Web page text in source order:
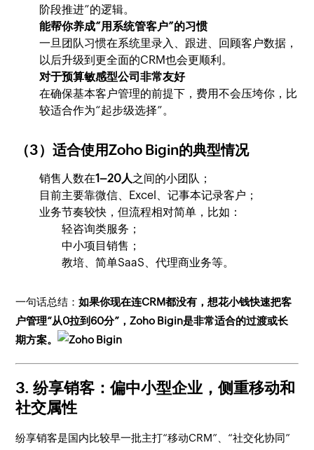
阶段推进”的逻辑。
能帮你养成“用系统管客户”的习惯
一旦团队习惯在系统里录入、跟进、回顾客户数据，
以后升级到更全面的CRM也会更顺利。
对于预算敏感型公司非常友好
在确保基本客户管理的前提下，费用不会压垮你，比
较适合作为“起步级选择”。
（3）适合使用Zoho Bigin的典型情况
销售人数在1–20人之间的小团队；
目前主要靠微信、Excel、记事本记录客户；
业务节奏较快，但流程相对简单，比如：
轻咨询类服务；
中小项目销售；
教培、简单SaaS、代理商业务等。
一句话总结：如果你现在连CRM都没有，想花小钱快速把客
户管理“从0拉到60分”，Zoho Bigin是非常适合的过渡或长
期方案。
3. 纷享销客：偏中小型企业，侧重移动和
社交属性
纷享销客是国内比较早一批主打“移动CRM”、“社交化协同”